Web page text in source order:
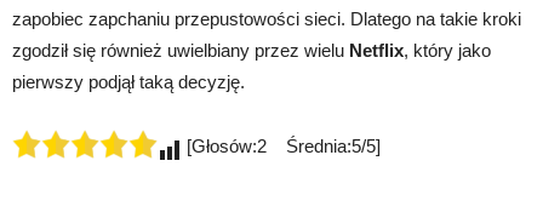
zapobiec zapchaniu przepustowości sieci. Dlatego na takie kroki
zgodził się również uwielbiany przez wielu Netflix, który jako
pierwszy podjął taką decyzję.
[Głosów:2 Średnia:5/5]